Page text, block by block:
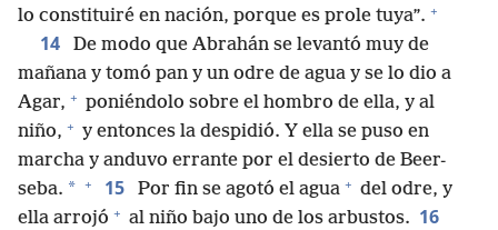
lo constituiré en nación, porque es prole tuya”. +
14
De modo que Abrahán se levantó muy de
mañana y tomó pan y un odre de agua y se lo dio a
Agar, + poniéndolo sobre el hombro de ella, y al
niño, + y entonces la despidió. Y ella se puso en
marcha y anduvo errante por el desierto de Beer-
seba. * + 15 Por fin se agotó el agua + del odre, y
ella arrojó + al niño bajo uno de los arbustos. 16